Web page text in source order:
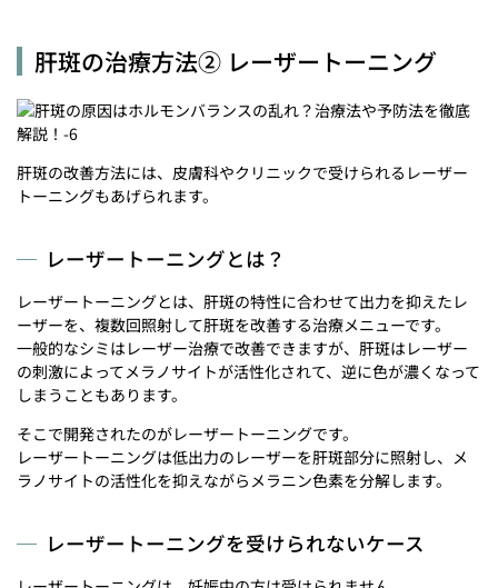
肝斑の治療方法② レーザートーニング
肝斑の改善方法には、皮膚科やクリニックで受けられるレーザー
トーニングもあげられます。
レーザートーニングとは？
レーザートーニングとは、肝斑の特性に合わせて出力を抑えたレ
ーザーを、複数回照射して肝斑を改善する治療メニューです。
一般的なシミはレーザー治療で改善できますが、肝斑はレーザー
の刺激によってメラノサイトが活性化されて、逆に色が濃くなって
しまうこともあります。
そこで開発されたのがレーザートーニングです。
レーザートーニングは低出力のレーザーを肝斑部分に照射し、メ
ラノサイトの活性化を抑えながらメラニン色素を分解します。
レーザートーニングを受けられないケース